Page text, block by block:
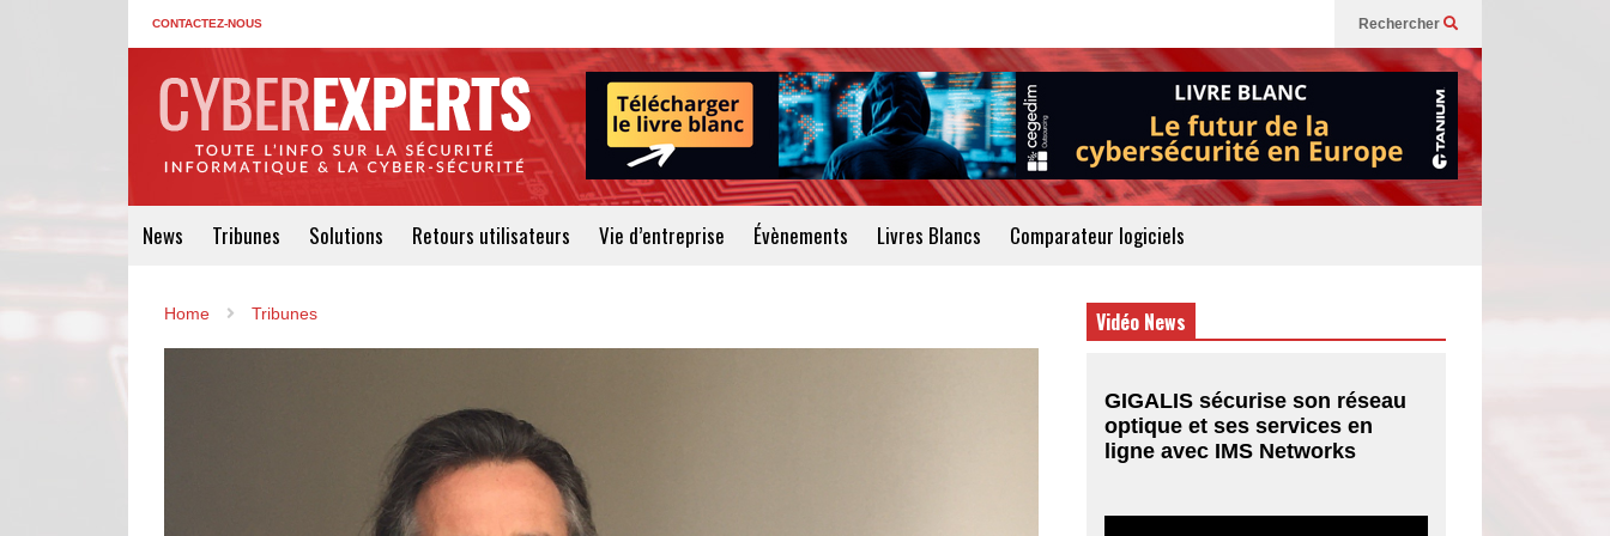
CONTACTEZ-NOUS Rechercher
News Tribunes Solutions Retours utilisateurs Vie d’entreprise Évènements Livres Blancs Comparateur logiciels
Home Tribunes Vidéo News
GIGALIS sécurise son réseau
optique et ses services en
ligne avec IMS Networks